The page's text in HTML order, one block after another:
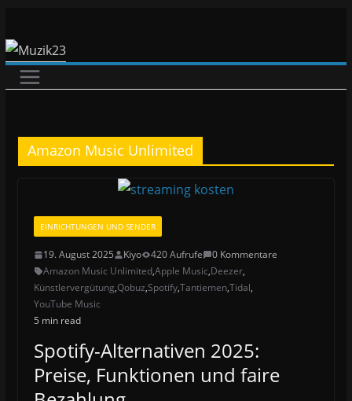
Inhalt
springen
Amazon Music Unlimited
EINRICHTUNGEN UND SENDER
19. August 2025 Kiyo 420 Aufrufe
0 Kommentare
Amazon Music Unlimited,Apple Music,Deezer,
Künstlervergütung,Qobuz,Spotify,Tantiemen,Tidal,
YouTube Music
5 min read
Spotify-Alternativen 2025:
Preise, Funktionen und faire